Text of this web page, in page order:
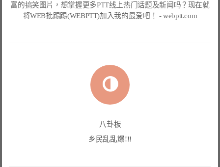
美食板
富的搞笑图片，想掌握更多PTT线上热门话题及新闻吗？现在就
将WEB批踢踢(WEBPTT)加入我的最爱吧！ -webptt.com
八卦板
乡民乱乱爆!!!